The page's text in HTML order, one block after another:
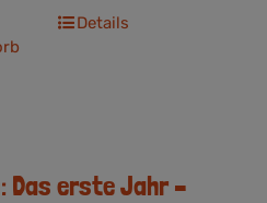
Details
Das erste Jahr –